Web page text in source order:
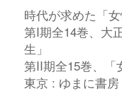
時代が求めた「女
第I期全14巻、大
生」
第II期全15巻、「
東京 : ゆまに書